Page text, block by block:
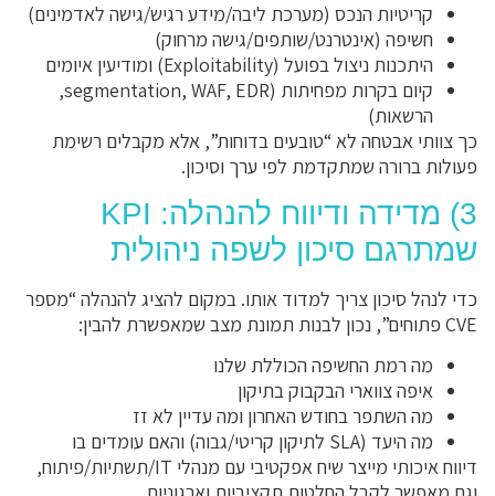
קריטיות הנכס (מערכת ליבה/מידע רגיש/גישה לאדמינים)
חשיפה (אינטרנט/שותפים/גישה מרחוק)
היתכנות ניצול בפועל (Exploitability) ומודיעין איומים
קיום בקרות מפחיתות (segmentation, WAF, EDR,
הרשאות)
כך צוותי אבטחה לא “טובעים בדוחות”, אלא מקבלים רשימת
פעולות ברורה שמתקדמת לפי ערך וסיכון.
3) מדידה ודיווח להנהלה: KPI
שמתרגם סיכון לשפה ניהולית
כדי לנהל סיכון צריך למדוד אותו. במקום להציג להנהלה “מספר
CVE פתוחים”, נכון לבנות תמונת מצב שמאפשרת להבין:
מה רמת החשיפה הכוללת שלנו
איפה צווארי הבקבוק בתיקון
מה השתפר בחודש האחרון ומה עדיין לא זז
מה היעד (SLA לתיקון קריטי/גבוה) והאם עומדים בו
דיווח איכותי מייצר שיח אפקטיבי עם מנהלי IT/תשתיות/פיתוח,